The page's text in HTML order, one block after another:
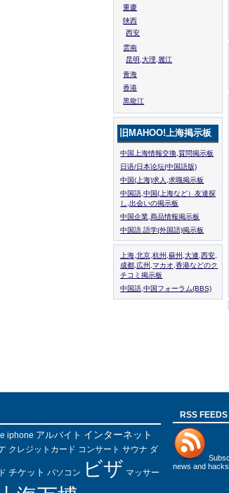
重慶
陜西
西安
雲南
昆明,大理,麗江
青海
香港
黒龍江
旧MAHOO!上海掲示板
中国上海情報交換,質問掲示板
日语/日本论坛(中国語版)
中国(上海)求人,求職掲示板
中国語,中国(上海など）友達探
し,出会いの掲示板
中国企業,商品情報掲示板
中国語.語学(外国語)掲示板
上海,北京,杭州,蘇州,大連,西安,
成都,広州,マカオ,香港などのク
チコミ掲示板
中国語,中国フォーラム(BBS)
iphone アルバイト インターネット
クレジットカード コンサート サウナ ダ
チケット パソコン ビザ マッサー
RSS FEEDS
news and